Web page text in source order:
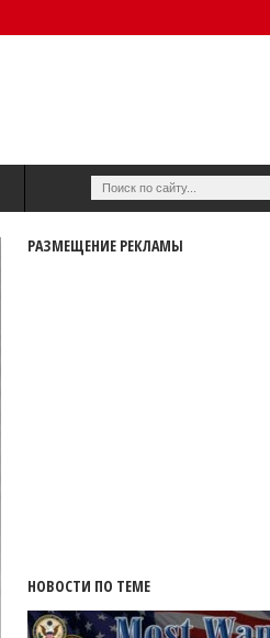
РАЗМЕЩЕНИЕ РЕКЛАМЫ
НОВОСТИ ПО ТЕМЕ